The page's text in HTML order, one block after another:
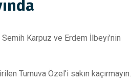
Karpuz ve Erdem İlbeyi’nin
Turnuva Özel’i sakın kaçırmayın.